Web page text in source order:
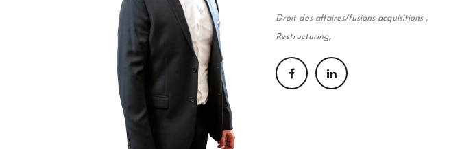
Droit des affaires/fusions-acquisitions ,
Restructuring,